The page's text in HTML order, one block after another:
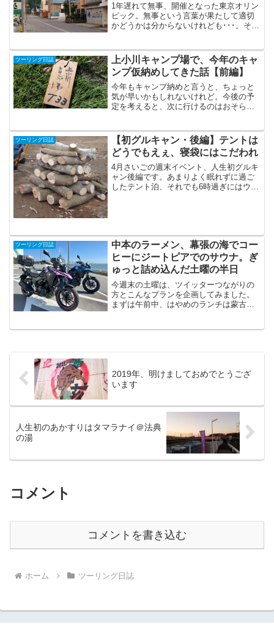
1年遅れて無事、開催となった東京オリン
ピック。無事という言葉が果たして適切
かどうかは分からないけれども･･･。そし
されました。7月19日だった海の日は、7
月22日へ移動...
ツーリング日誌
上小川キャンプ場で、今年のキャ
ンプ仮納めしてきた話【前編】
今年もキャンプ納めと言うと、ちょっと
気が早いかもしれないけれど。今後の予
定を考えると、次に行けるのはおそらく
ングはこれが最後かもしれない。という
位の覚悟で、10月上旬...
ツーリング日誌
【初グルキャン・後編】テントは
どうでもえぇ、寝袋にはこだわれ
4月さいごの週末イベント、人生初グルキ
ャン後編です。あまりよく眠れずに過ご
したテント泊、それでも6時過ぎにはウグ
ツーリング日誌
中本のラーメン、幕張の海でコー
ヒーにジートピアでのサウナ。ぎ
ゅっと詰め込んだ土曜の半日
今週末の土曜は、ツイッターつながりの
方とこんなプランを企画してみました。
まずは午前中、はやめのランチは蒙古タ
2019年、明けましておめでとうござ
います
人生初のあかすりはタマラナイ＠法典
の湯
コメント
コメントを書き込む
ホーム ツーリング日誌